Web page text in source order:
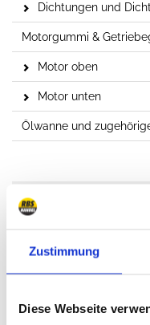
Zustimmung
Diese Webseite
Dichtungen und
Motorgummi &
Motor oben
Motor unten
Ölwanne und
Kupplungsgeber- und
Schwungscheiben